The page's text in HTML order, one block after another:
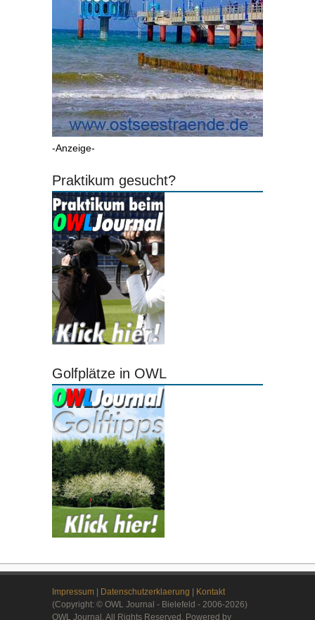
-Anzeige-
Praktikum gesucht?
Golfplätze in OWL
Impressum Datenschutzerklaerung
Kontakt
(Copyright: © OWL Journal - Bielefeld - 2006-2026)
OWL Journal. All Rights Reserved. Powered by